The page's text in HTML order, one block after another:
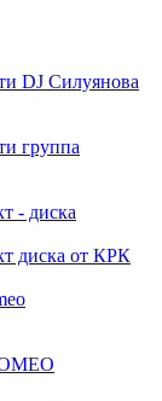
DJ Силуянова
группа
- диска
диска от КРК